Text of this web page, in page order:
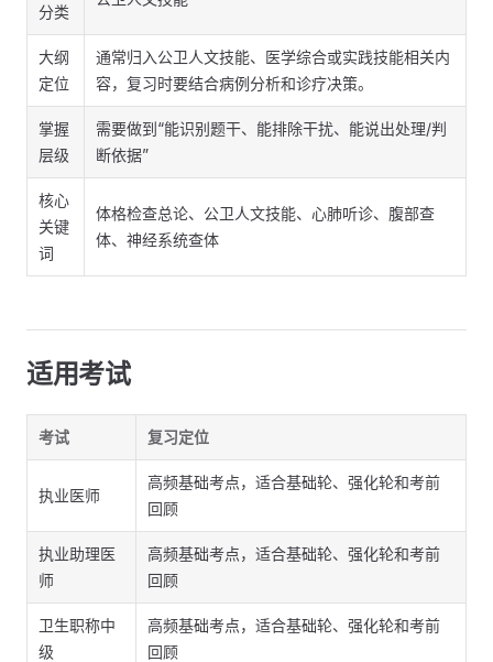
分类
大纲
定位
通常归入公卫人文技能、医学综合或实践技能相关内
容，复习时要结合病例分析和诊疗决策。
掌握
层级
需要做到“能识别题干、能排除干扰、能说出处理/判
断依据”
核心
关键
词
体格检查总论、公卫人文技能、心肺听诊、腹部查
体、神经系统查体
适用考试
考试 复习定位
执业医师
高频基础考点，适合基础轮、强化轮和考前
回顾
执业助理医
师
高频基础考点，适合基础轮、强化轮和考前
回顾
卫生职称中
级
高频基础考点，适合基础轮、强化轮和考前
回顾